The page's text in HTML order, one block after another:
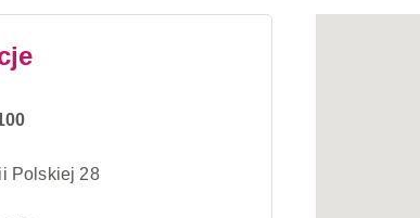
Polskiej 28